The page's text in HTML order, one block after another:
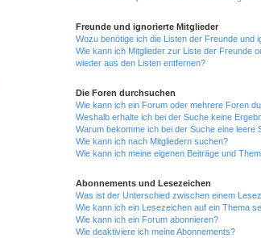
Freunde und ignorierte Mitglieder
Wozu benötige ich die Listen der Freunde und
Wie kann ich Mitglieder zur Liste der Freunde
wieder aus den Listen entfernen?
Die Foren durchsuchen
Wie kann ich ein Forum oder mehrere Foren
Weshalb erhalte ich bei der Suche keine
Warum bekomme ich bei der Suche eine leere
Wie kann ich nach Mitgliedern suchen?
Wie kann ich meine eigenen Beiträge und
Abonnements und Lesezeichen
Was ist der Unterschied zwischen einem
Wie kann ich ein Lesezeichen auf ein Thema
Wie kann ich ein Forum abonnieren?
Wie deaktiviere ich meine Abonnements?